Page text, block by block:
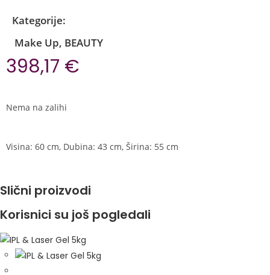
Kategorije:
Make Up, BEAUTY
398,17 €
Nema na zalihi
Visina: 60 cm, Dubina: 43 cm, Širina: 55 cm
Slični proizvodi
Korisnici su još pogledali